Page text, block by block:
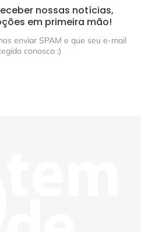
nossas notícias,
em primeira mão!
enviar SPAM e que seu e-mail
conosco ;)